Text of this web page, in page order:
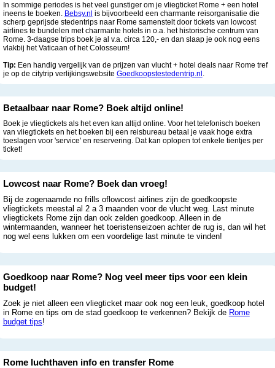
In sommige periodes is het veel gunstiger om je vliegticket Rome + een hotel
ineens te boeken. Bebsy.nl is bijvoorbeeld een charmante reisorganisatie die
scherp geprijsde stedentrips naar Rome samenstelt door tickets van lowcost
airlines te bundelen met charmante hotels in o.a. het historische centrum van
Rome. 3-daagse trips boek je al v.a. circa 120,- en dan slaap je ook nog eens
vlakbij het Vaticaan of het Colosseum!
Tip: Een handig vergelijk van de prijzen van vlucht + hotel deals naar Rome tref
je op de citytrip verlijkingswebsite Goedkoopstestedentrip.nl .
Betaalbaar naar Rome? Boek altijd online!
Boek je vliegtickets als het even kan altijd online. Voor het telefonisch boeken
van vliegtickets en het boeken bij een reisbureau betaal je vaak hoge extra
toeslagen voor 'service' en reservering. Dat kan oplopen tot enkele tientjes per
ticket!
Lowcost naar Rome? Boek dan vroeg!
Bij de zogenaamde no frills oflowcost airlines zijn de goedkoopste
vliegtickets meestal al 2 a 3 maanden voor de vlucht weg. Last minute
vliegtickets Rome zijn dan ook zelden goedkoop. Alleen in de
wintermaanden, wanneer het toeristenseizoen achter de rug is, dan wil het
nog wel eens lukken om een voordelige last minute te vinden!
Goedkoop naar Rome? Nog veel meer tips voor een klein
budget!
Zoek je niet alleen een vliegticket maar ook nog een leuk, goedkoop hotel
in Rome en tips om de stad goedkoop te verkennen? Bekijk de Rome
budget tips!
Rome luchthaven info en transfer Rome